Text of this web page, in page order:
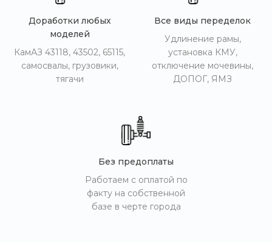
Доработки любых
моделей
КамАЗ 43118, 43502, 65115,
самосвалы, грузовики,
тягачи
Все виды переделок
Удлинение рамы,
установка КМУ,
отключение мочевины,
ДОПОГ, ЯМЗ
Без предоплаты
Работаем с оплатой по
факту на собственной
базе в черте города